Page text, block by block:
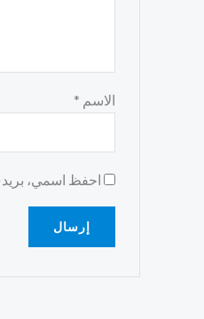
الاسم *
احفظ اسمي،